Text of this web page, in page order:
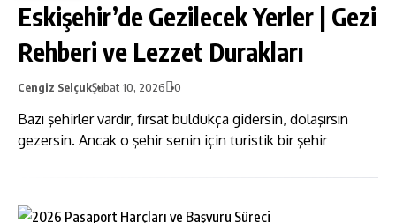
Eskişehir’de Gezilecek Yerler | Gezi
Rehberi ve Lezzet Durakları
Cengiz SelçukŞubat 10, 2026 0
Bazı şehirler vardır, fırsat buldukça gidersin, dolaşırsın
gezersin. Ancak o şehir senin için turistik bir şehir